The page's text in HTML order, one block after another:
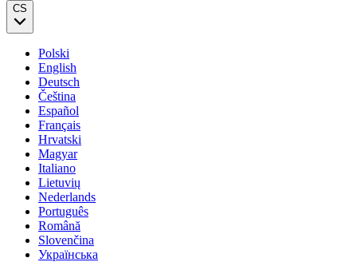
CS
Polski
English
Deutsch
Čeština
Español
Français
Hrvatski
Magyar
Italiano
Lietuvių
Nederlands
Português
Română
Slovenčina
Українська